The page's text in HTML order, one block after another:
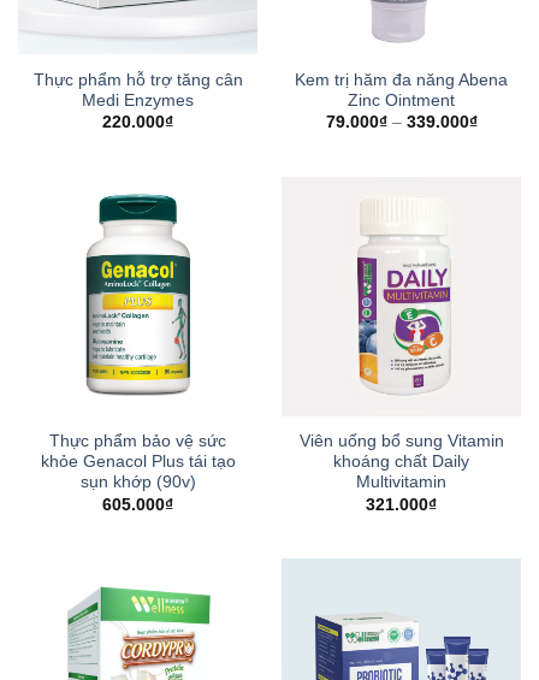
Thực phẩm hỗ trợ tăng cân
Medi Enzymes
220.000₫
Kem trị hăm đa năng Abena
Zinc Ointment
79.000₫– 339.000₫
Thực phẩm bảo vệ sức
khỏe Genacol Plus tái tạo
sụn khớp (90v)
605.000₫
Viên uống bổ sung Vitamin
khoáng chất Daily
Multivitamin
321.000₫